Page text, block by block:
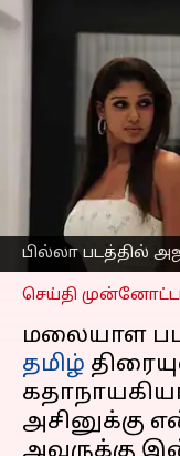
பில்லா படத்தில்
படத்தில்
இருந்த
எழுதியவர்
செய்தி
மலையாள
தமிழ்
அசினுக்கு